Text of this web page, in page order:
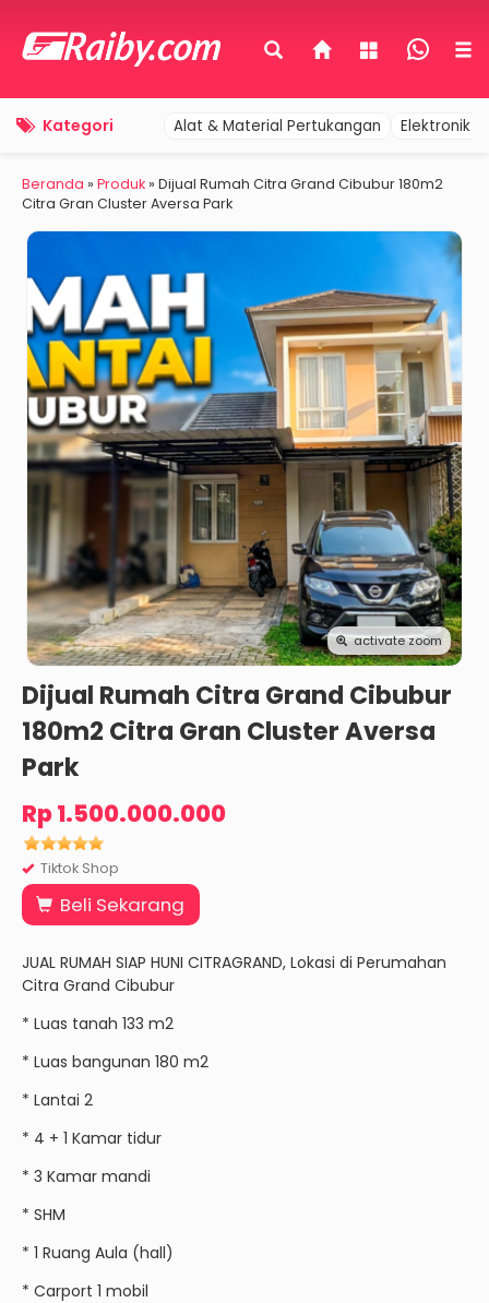
Kategori Alat & Material Pertukangan Elektronik
Beranda » Produk» Dijual Rumah Citra Grand Cibubur 180m2
Citra Gran Cluster Aversa Park
activate zoom
Dijual Rumah Citra Grand Cibubur
180m2 Citra Gran Cluster Aversa
Park
Rp 1.500.000.000
Tiktok Shop
Beli Sekarang
JUAL RUMAH SIAP HUNI CITRAGRAND, Lokasi di Perumahan
Citra Grand Cibubur
* Luas tanah 133 m2
* Luas bangunan 180 m2
* Lantai 2
* 4 + 1 Kamar tidur
* 3 Kamar mandi
* SHM
* 1 Ruang Aula (hall)
* Carport 1 mobil